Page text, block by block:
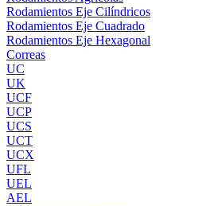
Rodamientos Eje Cilíndricos
Rodamientos Eje Cuadrado
Rodamientos Eje Hexagonal
Correas
UC
UK
UCF
UCP
UCS
UCT
UCX
UFL
UEL
AEL